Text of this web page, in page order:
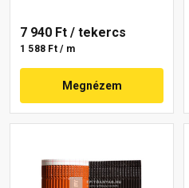
7 940 Ft / tekercs
1 588 Ft / m
Megnézem